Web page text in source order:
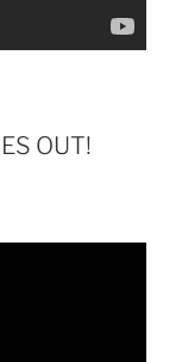
OUT!